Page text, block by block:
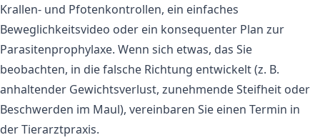
Krallen- und Pfotenkontrollen, ein einfaches
Beweglichkeitsvideo oder ein konsequenter Plan zur
Parasitenprophylaxe. Wenn sich etwas, das Sie
beobachten, in die falsche Richtung entwickelt (z. B.
anhaltender Gewichtsverlust, zunehmende Steifheit oder
Beschwerden im Maul), vereinbaren Sie einen Termin in
der Tierarztpraxis.